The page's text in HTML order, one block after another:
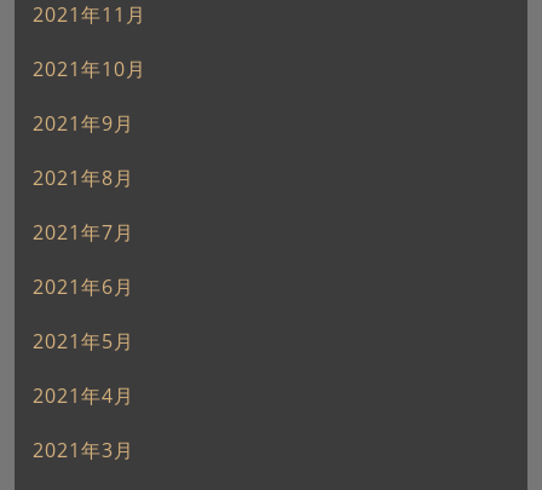
2021年11月
2021年10月
2021年9月
2021年8月
2021年7月
2021年6月
2021年5月
2021年4月
2021年3月